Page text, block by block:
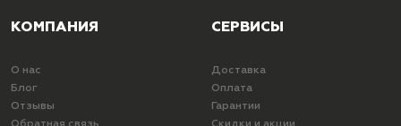
КОМПАНИЯ
О нас
Блог
Отзывы
СЕРВИСЫ
Доставка
Оплата
Гарантии